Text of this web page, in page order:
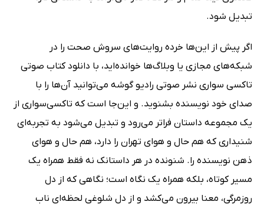
تبدیل شود.
اگر پیش از این‌ها خرده روایت‌های سروش صحت را در
شبکه‌های مجازی یا وبلاگ‌ها خوانده‌اید، با دانلود کتاب صوتی
تاکسی سواری نشر صوتی رادیو گوشه می‌توانید آن‌ها را با
صدای خود نویسنده بشنوید. و این‌جا است که تاکسی‌سواری از
یک مجموعه داستان فراتر می‌رود و تبدیل می‌شود به تجربه‌ای
شنیداری که هم حال و هوای تهران را دارد، هم حال و هوای
ذهن نویسنده را. شنونده در هر داستانک نه فقط همراه یک
مسیر کوتاه، بلکه همراه یک نگاه است؛ نگاهی که از دل
روزمرگی، معنا بیرون می‌کشد و از دل شلوغی لحظه‌ای ناب